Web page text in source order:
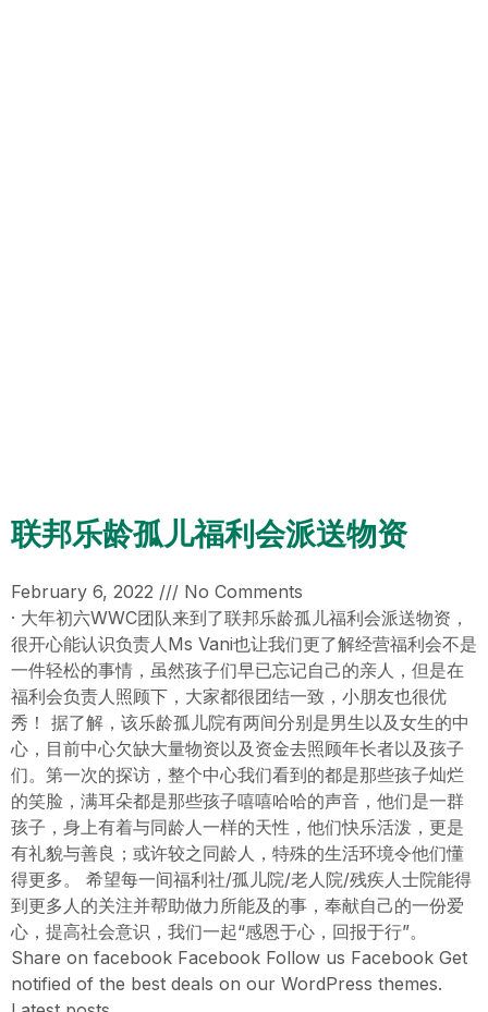
联邦乐龄孤儿福利会派送物资
February 6, 2022
No Comments
· 大年初六WWC团队来到了联邦乐龄孤儿福利会派送物资，
很开心能认识负责人Ms Vani也让我们更了解经营福利会不是
一件轻松的事情，虽然孩子们早已忘记自己的亲人，但是在
福利会负责人照顾下，大家都很团结一致，小朋友也很优
秀！ 据了解，该乐龄孤儿院有两间分别是男生以及女生的中
心，目前中心欠缺大量物资以及资金去照顾年长者以及孩子
们。第一次的探访，整个中心我们看到的都是那些孩子灿烂
的笑脸，满耳朵都是那些孩子嘻嘻哈哈的声音，他们是一群
孩子，身上有着与同龄人一样的天性，他们快乐活泼，更是
有礼貌与善良；或许较之同龄人，特殊的生活环境令他们懂
得更多。 希望每一间福利社/孤儿院/老人院/残疾人士院能得
到更多人的关注并帮助做力所能及的事，奉献自己的一份爱
心，提高社会意识，我们一起“感恩于心，回报于行”。
Share on facebook Facebook Follow us Facebook Get
notified of the best deals on our WordPress themes.